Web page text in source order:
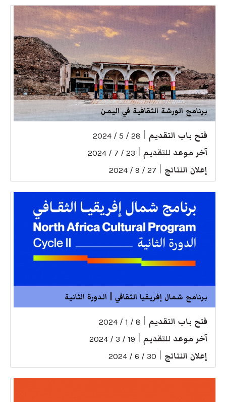
برنامج الورشة الثقافية في اليمن
فتح باب التقديم 28 / 5 / 2024
آخر موعد للتقديم 23 / 7 / 2024
إعلان النتائج 27 / 9 / 2024
برنامج شمال إفريقيا الثقافي | الدورة الثانية
فتح باب التقديم 8 / 1 / 2024
آخر موعد للتقديم 19 / 3 / 2024
إعلان النتائج 30 / 6 / 2024